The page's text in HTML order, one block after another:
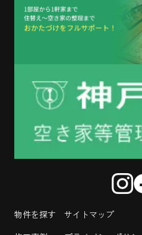
物件を探す
サイトマップ